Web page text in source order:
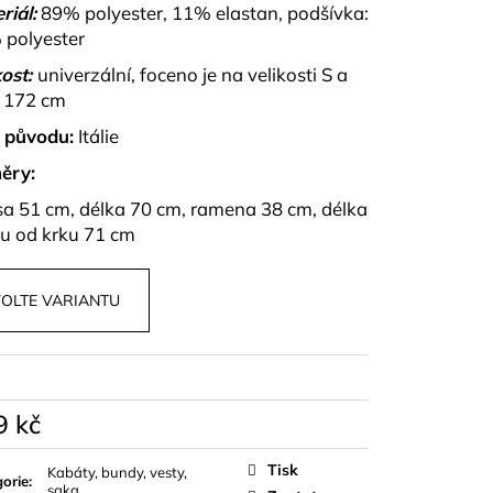
89% polyester, 11% elastan, podšívka:
polyester
univerzální, foceno je na velikosti S a
cm
původu: Itálie
51 cm, délka 70 cm, ramena 38 cm, délka
od krku 71 cm
VARIANTU
kč
:
Kabáty, bundy, vesty,
saka
Tisk
A SUKNĚ BELISSE